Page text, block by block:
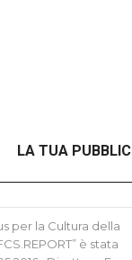
LA TUA
FILTRI
per la Cultura della
è stata